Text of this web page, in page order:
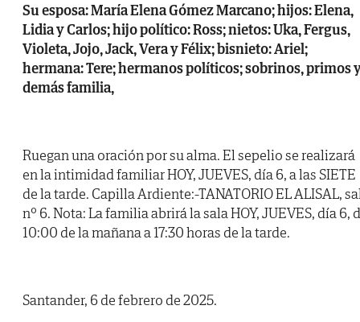
Su esposa: María Elena Gómez Marcano; hijos: Elena,
Lidia y Carlos; hijo político: Ross; nietos: Uka, Fergus,
Violeta, Jojo, Jack, Vera y Félix; bisnieto: Ariel;
hermana: Tere; hermanos políticos; sobrinos, primos
demás familia,
Ruegan una oración por su alma. El sepelio se realizará
en la intimidad familiar HOY, JUEVES, día 6, a las SIETE
de la tarde. Capilla Ardiente:-TANATORIO EL ALISAL,
nº 6. Nota: La familia abrirá la sala HOY, JUEVES, día 6,
10:00 de la mañana a 17:30 horas de la tarde.
Santander, 6 de febrero de 2025.